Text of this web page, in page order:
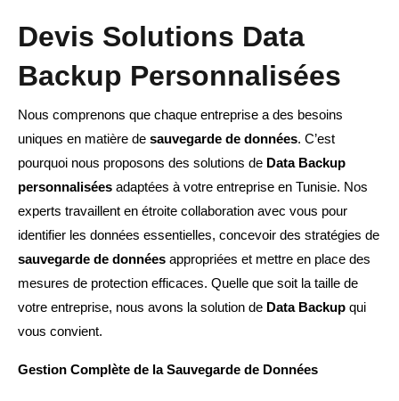
Devis Solutions Data
Backup Personnalisées
Nous comprenons que chaque entreprise a des besoins
uniques en matière de sauvegarde de données. C’est
pourquoi nous proposons des solutions de Data Backup
personnalisées adaptées à votre entreprise en Tunisie. Nos
experts travaillent en étroite collaboration avec vous pour
identifier les données essentielles, concevoir des stratégies de
sauvegarde de données appropriées et mettre en place des
mesures de protection efficaces. Quelle que soit la taille de
votre entreprise, nous avons la solution de Data Backup qui
vous convient.
Gestion Complète de la Sauvegarde de Données